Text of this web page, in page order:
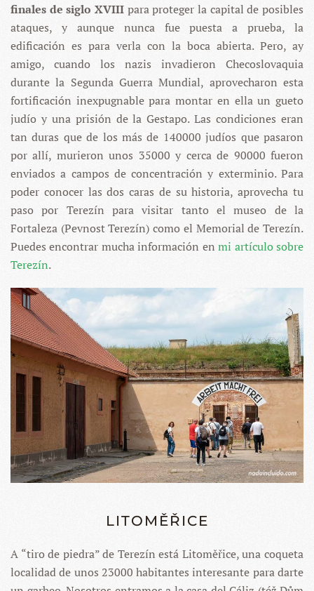
finales de siglo XVIII para proteger la capital de posibles
ataques, y aunque nunca fue puesta a prueba, la
edificación es para verla con la boca abierta. Pero, ay
amigo, cuando los nazis invadieron Checoslovaquia
durante la Segunda Guerra Mundial, aprovecharon esta
fortificación inexpugnable para montar en ella un gueto
judío y una prisión de la Gestapo. Las condiciones eran
tan duras que de los más de 140000 judíos que pasaron
por allí, murieron unos 35000 y cerca de 90000 fueron
enviados a campos de concentración y exterminio. Para
poder conocer las dos caras de su historia, aprovecha tu
paso por Terezín para visitar tanto el museo de la
Fortaleza (Pevnost Terezín) como el Memorial de Terezín.
Puedes encontrar mucha información enmi artículo sobre
Terezín.
LITOMĚŘICE
A “tiro de piedra” de Terezín está Litoměřice, una coqueta
localidad de unos 23000 habitantes interesante para darte